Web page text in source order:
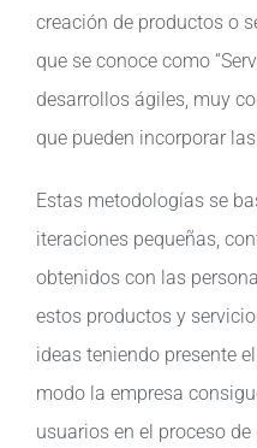
creación de productos o
que se conoce como
desarrollos ágiles, muy
que pueden incorporar
Estas metodologías se
iteraciones pequeñas,
obtenidos con las
estos productos y
ideas teniendo presente
modo la empresa
usuarios en el proceso